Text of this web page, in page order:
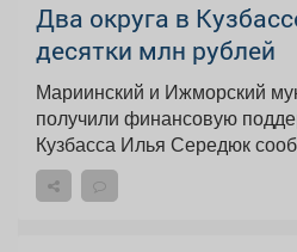
Два округа в
десятки млн рублей
Мариинский и Ижморский
получили финансовую поддержку.
Кузбасса Илья Середюк